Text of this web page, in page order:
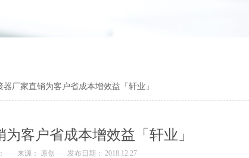
器厂家直销为客户省成本增效益「轩业」
客户省成本增效益「轩业」
来源： 原创 发布日期： 2018.12.27